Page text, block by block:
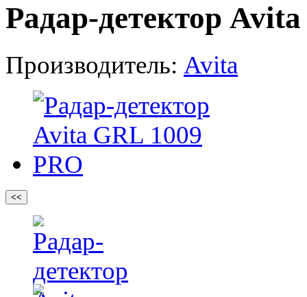
Радар-детектор
Производитель: Avita
<<